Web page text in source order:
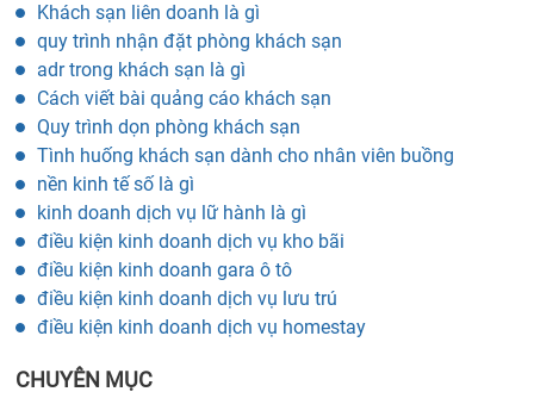
Khách sạn liên doanh là gì
quy trình nhận đặt phòng khách sạn
adr trong khách sạn là gì
Cách viết bài quảng cáo khách sạn
Quy trình dọn phòng khách sạn
Tình huống khách sạn dành cho nhân viên buồng
nền kinh tế số là gì
kinh doanh dịch vụ lữ hành là gì
điều kiện kinh doanh dịch vụ kho bãi
điều kiện kinh doanh gara ô tô
điều kiện kinh doanh dịch vụ lưu trú
điều kiện kinh doanh dịch vụ homestay
CHUYÊN MỤC